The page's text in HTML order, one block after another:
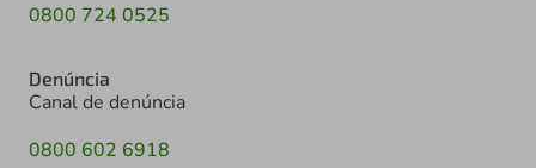
0800 724 0525
Denúncia
Canal de denúncia
0800 602 6918